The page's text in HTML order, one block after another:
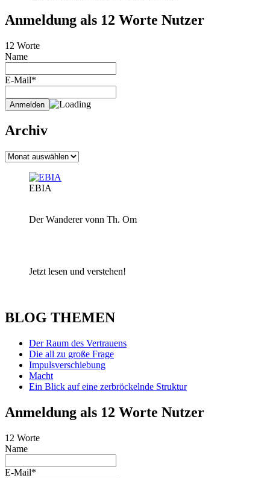
Anmeldung als 12 Worte Nutzer
12 Worte
Name
E-Mail*
Archiv
Archiv
EBIA
Der Wanderer vonn Th. Om
Jetzt lesen und verstehen!
BLOG THEMEN
Der Raum des Vertrauens
Die all zu große Frage
Impulsverschiebung
Macht
Ein Blick auf eine zerbröckelnde Struktur
Anmeldung als 12 Worte Nutzer
12 Worte
Name
E-Mail*